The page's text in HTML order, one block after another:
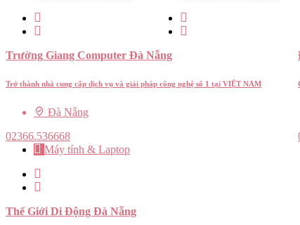
Trường Giang Computer Đà Nẵng
Trở thành nhà cung cấp dịch vụ và giải pháp công nghệ số 1 tại VIỆT NAM
Đà Nẵng
02366.536668
Máy tính & Laptop
Thế Giới Di Động Đà Nẵng